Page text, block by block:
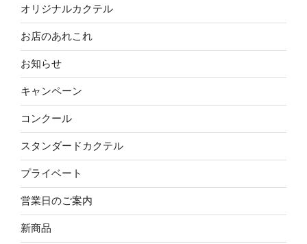
オリジナルカクテル
お店のあれこれ
お知らせ
キャンペーン
コンクール
スタンダードカクテル
プライベート
営業日のご案内
新商品